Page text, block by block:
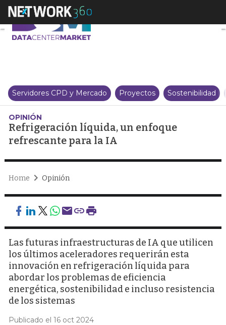
Refrigeración líquida, un
Servidores CPD y Mercado Proyectos Sostenibilidad
OPINIÓN
Refrigeración líquida, un enfoque
refrescante para la IA
Home Opinión
Las futuras infraestructuras de IA que utilicen
los últimos aceleradores requerirán esta
innovación en refrigeración líquida para
abordar los problemas de eficiencia
energética, sostenibilidad e incluso resistencia
de los sistemas
Publicado el 16 oct 2024